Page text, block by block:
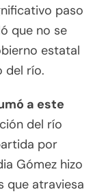
paso
que no se
estatal
del río.
a este
del río
por
Gómez hizo
que atraviesa